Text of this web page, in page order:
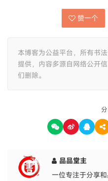
赞一个
本博客为公益平台，所有书
提供，内容多源自网络公开
们删除。
品品堂主
一位专注于分享